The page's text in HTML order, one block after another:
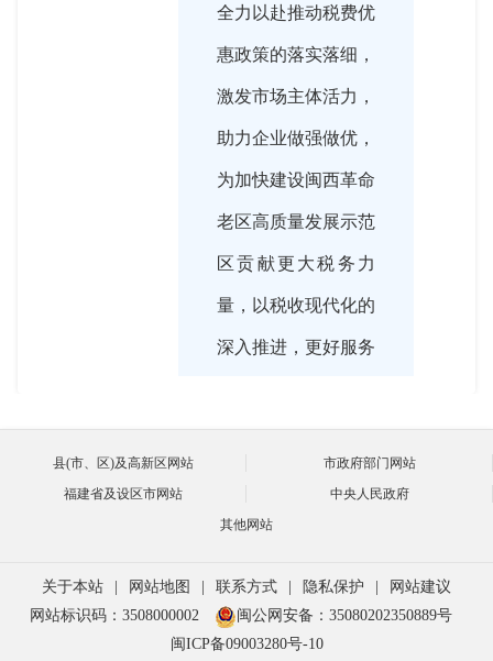
全力以赴推动税费优
惠政策的落实落细，
激发市场主体活力，
助力企业做强做优，
为加快建设闽西革命
老区高质量发展示范
区贡献更大税务力
量，以税收现代化的
深入推进，更好服务
章。今天，我们很高
兴邀请到了国家税务
总局龙岩市税务局党
进，围绕“办好惠民
事 服务现代化”主
县(市、区)及高新区网站
市政府部门网站
福建省及设区市网站
中央人民政府
其他网站
关于本站 网站地图 联系方式 隐私保护
网站建议
网站标识码：3508000002
闽公网安备：35080202350889号
闽ICP备09003280号-10